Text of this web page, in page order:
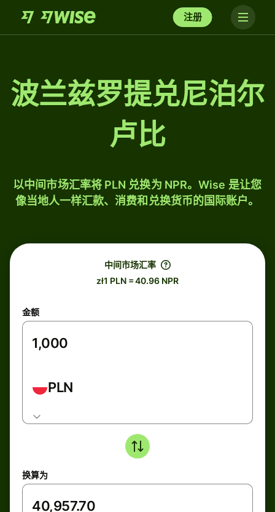
注册
波兰兹罗提兑尼泊尔
卢比
以中间市场汇率将 PLN 兑换为 NPR。Wise 是让您
像当地人一样汇款、消费和兑换货币的国际账户。
中间市场汇率
zł1 PLN = 40.96 NPR
金额
PLN
换算为